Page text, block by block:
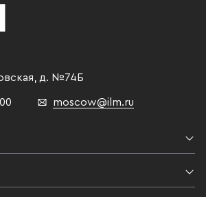
д. №74Б
moscow@ilm.ru